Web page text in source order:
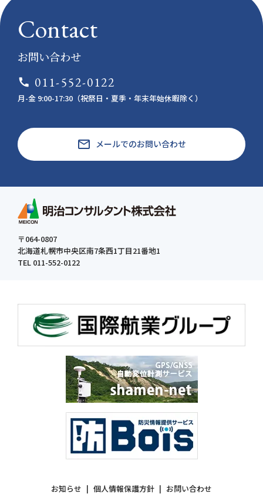
Contact
お問い合わせ
call 011-552-0122
月-金 9:00-17:30（祝祭日・夏季・年末年始休暇除く）
email メールでのお問い合わせ
〒064-0807
北海道札幌市中央区南7条西1丁目21番地1
TEL 011-552-0122
お知らせ 個人情報保護方針 お問い合わせ